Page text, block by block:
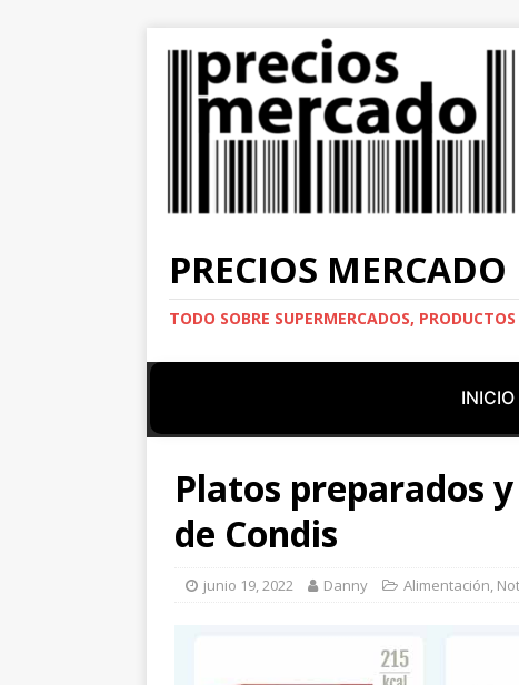
PRECIOS MERCADO
TODO SOBRE SUPERMERCADOS,
INICIO
Platos preparados
de Condis
junio 19, 2022 Danny Alimentación,